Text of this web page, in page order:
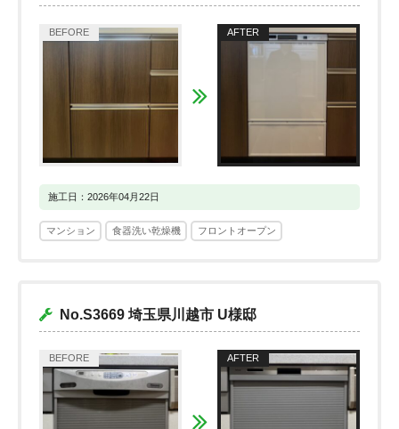
施工日：2026年04月22日
マンション 食器洗い乾燥機 フロントオープン
No.S3669 埼玉県川越市 U様邸